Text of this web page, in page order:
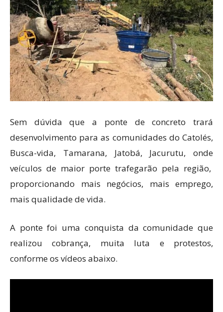
Sem dúvida que a ponte de concreto trará
desenvolvimento para as comunidades do Catolés,
Busca-vida, Tamarana, Jatobá, Jacurutu, onde
veículos de maior porte trafegarão pela região,
proporcionando mais negócios, mais emprego,
mais qualidade de vida.
A ponte foi uma conquista da comunidade que
realizou cobrança, muita luta e protestos,
conforme os vídeos abaixo.